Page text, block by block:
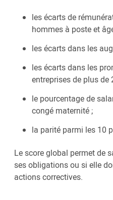
les écarts de
hommes à poste et
les écarts dans les
les écarts dans les
entreprises de plus de
le pourcentage de
congé maternité ;
la parité parmi les 10
Le score global permet de
ses obligations ou si elle
actions correctives.